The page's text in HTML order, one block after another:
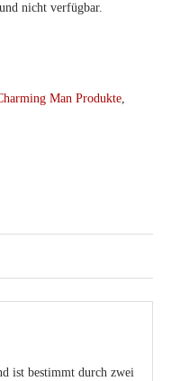
nicht verfügbar.
Man Produkte,
ist bestimmt durch zwei